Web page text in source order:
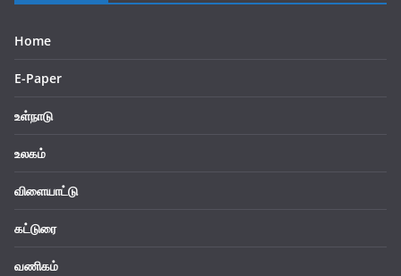
Home
E-Paper
உள்நாடு
உலகம்
விளையாட்டு
கட்டுரை
வணிகம்